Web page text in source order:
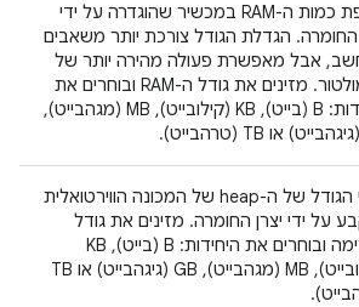
עקיפת כמות ה-RAM במכשיר שהוגדרה על ידי
החומרה. הגדלת הגודל צורכת יותר משאבים
אבל מאפשרת פעולה מהירה יותר של
האמולטור. מזינים את גודל ה-RAM ובוחרים את
היחידות: B (בייט), KB (קילובייט), MB (מגהבייט),
שינוי הגודל של ה-heap של המכונה הווירטואלית
על ידי יצרן החומרה. מזינים את גודל
הערימה ובוחרים את היחידות: B (בייט), KB
(קילובייט), MB (מגהבייט), GB (גיגהבייט) או TB